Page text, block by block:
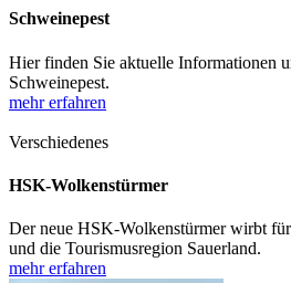
Schweinepest
Hier finden Sie aktuelle Informationen
Schweinepest.
mehr erfahren
Verschiedenes
HSK-Wolkenstürmer
Der neue HSK-Wolkenstürmer wirbt
und die Tourismusregion Sauerland.
mehr erfahren